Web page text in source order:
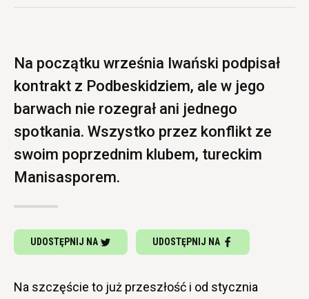
Na początku września Iwański podpisał
kontrakt z Podbeskidziem, ale w jego
barwach nie rozegrał ani jednego
spotkania. Wszystko przez konflikt ze
swoim poprzednim klubem, tureckim
Manisasporem.
UDOSTĘPNIJ NA UDOSTĘPNIJ NA
Na szczęście to już przeszłość i od stycznia